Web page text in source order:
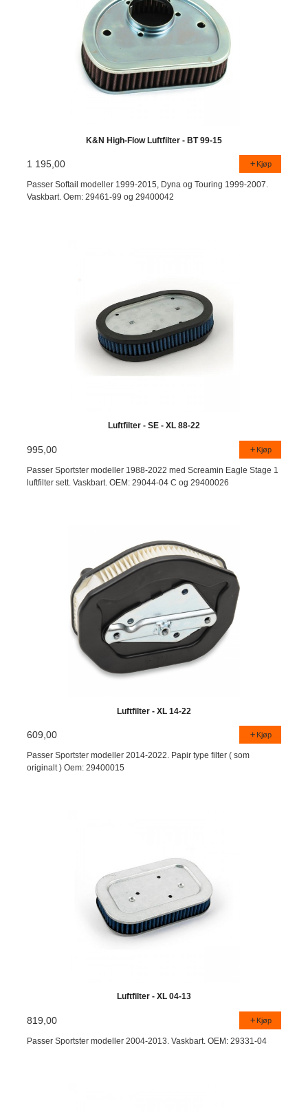
K&N High-Flow Luftfilter - BT 99-15
1 195,00 Kjøp
Passer Softail modeller 1999-2015, Dyna og Touring 1999-2007.
Vaskbart. Oem: 29461-99 og 29400042
Luftfilter - SE - XL 88-22
995,00 Kjøp
Passer Sportster modeller 1988-2022 med Screamin Eagle Stage 1
luftfilter sett. Vaskbart. OEM: 29044-04 C og 29400026
Luftfilter - XL 14-22
609,00 Kjøp
Passer Sportster modeller 2014-2022. Papir type filter ( som
originalt ) Oem: 29400015
Luftfilter - XL 04-13
819,00 Kjøp
Passer Sportster modeller 2004-2013. Vaskbart. OEM: 29331-04